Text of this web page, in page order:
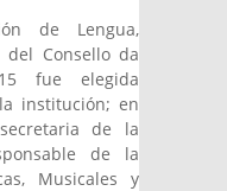
de Lengua,
del Consello da
fue elegida
institución; en
de la
de la
Musicales y